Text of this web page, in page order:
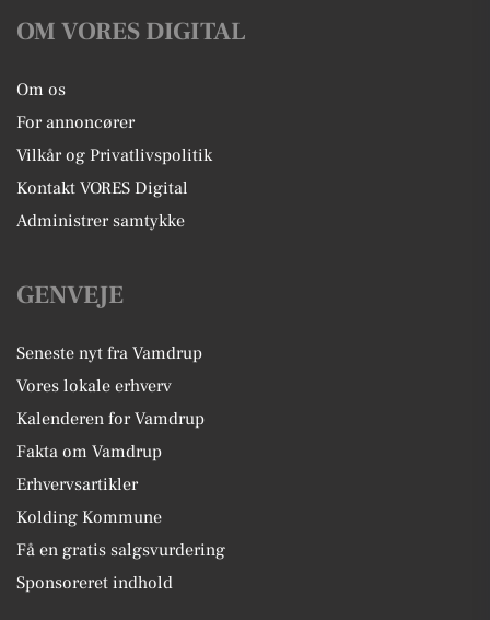
OM VORES DIGITAL
Om os
For annoncører
Vilkår og Privatlivspolitik
Kontakt VORES Digital
Administrer samtykke
GENVEJE
Seneste nyt fra Vamdrup
Vores lokale erhverv
Kalenderen for Vamdrup
Fakta om Vamdrup
Erhvervsartikler
Kolding Kommune
Få en gratis salgsvurdering
Sponsoreret indhold